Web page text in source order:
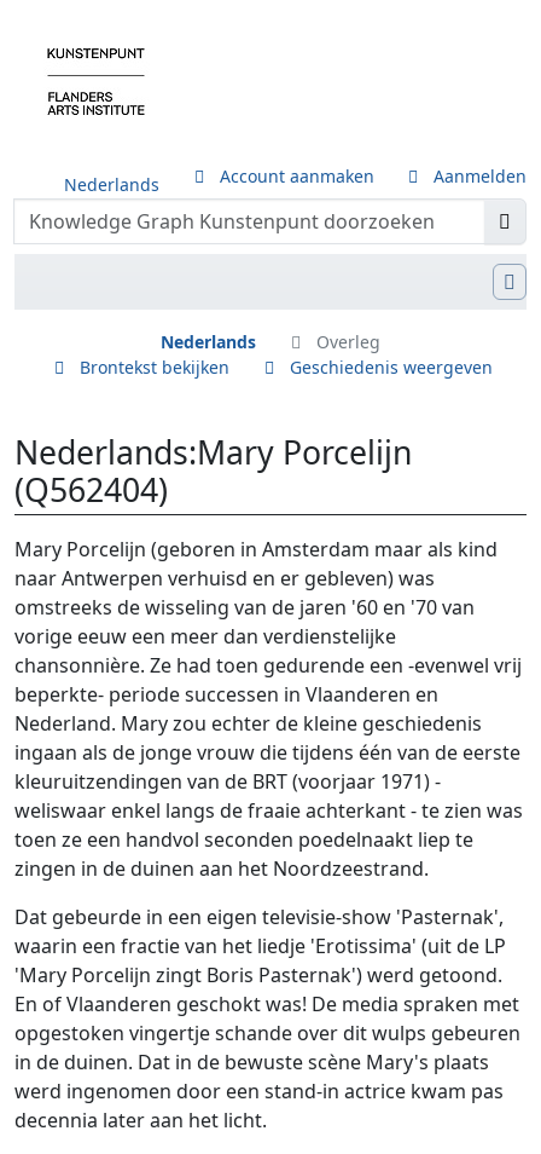
Nederlands Account aanmaken Aanmelden
Nederlands
Overleg
Brontekst bekijken
Geschiedenis weergeven
Nederlands:Mary Porcelijn
(Q562404)
Ga naar:navigatie,zoeken
Mary Porcelijn (geboren in Amsterdam maar als kind
naar Antwerpen verhuisd en er gebleven) was
omstreeks de wisseling van de jaren '60 en '70 van
vorige eeuw een meer dan verdienstelijke
chansonnière. Ze had toen gedurende een -evenwel vrij
beperkte- periode successen in Vlaanderen en
Nederland. Mary zou echter de kleine geschiedenis
ingaan als de jonge vrouw die tijdens één van de eerste
kleuruitzendingen van de BRT (voorjaar 1971) -
weliswaar enkel langs de fraaie achterkant - te zien was
toen ze een handvol seconden poedelnaakt liep te
zingen in de duinen aan het Noordzeestrand.
Dat gebeurde in een eigen televisie-show 'Pasternak',
waarin een fractie van het liedje 'Erotissima' (uit de LP
'Mary Porcelijn zingt Boris Pasternak') werd getoond.
En of Vlaanderen geschokt was! De media spraken met
opgestoken vingertje schande over dit wulps gebeuren
in de duinen. Dat in de bewuste scène Mary's plaats
werd ingenomen door een stand-in actrice kwam pas
decennia later aan het licht.